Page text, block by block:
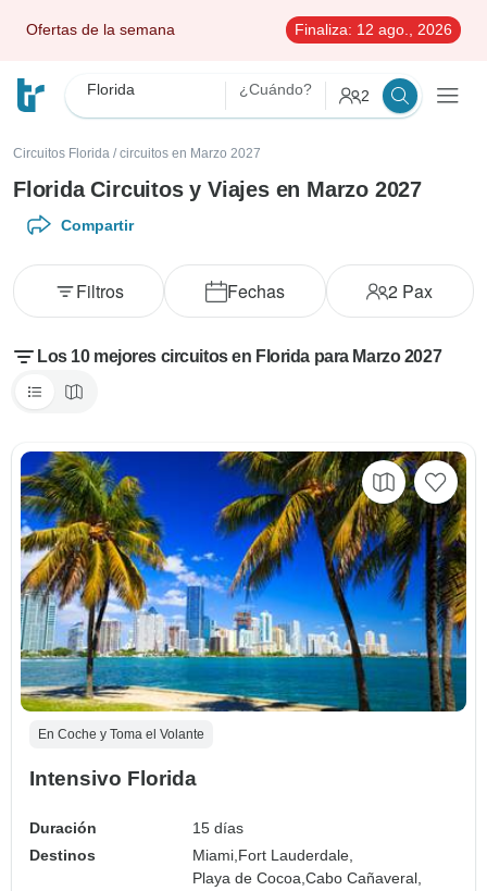
Ofertas de la semana Finaliza: 12 ago., 2026
Florida ¿Cuándo? 2
Circuitos Florida / circuitos en Marzo 2027
Florida Circuitos y Viajes en Marzo 2027
Compartir
Fechas 2 Pax
Filtros
Los 10 mejores circuitos en Florida para Marzo 2027
En Coche y Toma el Volante
Intensivo Florida
Duración
15 días
Destinos
Miami, Fort Lauderdale,
Playa de Cocoa,Cabo Cañaveral,